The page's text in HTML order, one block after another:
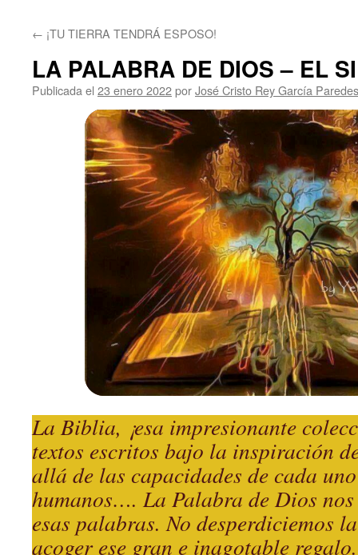
← ¡TU TIERRA TENDRÁ ESPOSO!
LA PALABRA DE DIOS – EL
Publicada el 23 enero 2022porJosé Cristo Rey García Paredes
La Biblia, ¡esa impresionante
textos escritos bajo la inspiración
allá de las capacidades de cada
humanos…. La Palabra de Dios
esas palabras. No desperdiciemos
acoger ese gran e inagotable regalo.